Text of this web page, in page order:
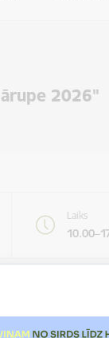
2026"
Laiks
Sporta